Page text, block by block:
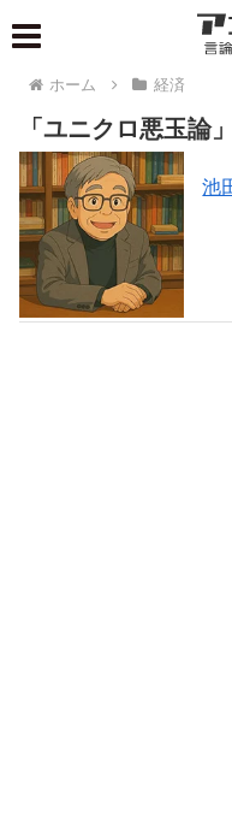
ホーム 経済
「ユニクロ悪玉論
池